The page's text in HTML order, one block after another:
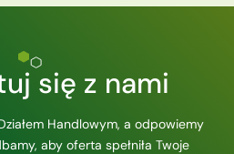
się z nami
Handlowym, a odpowiemy
aby oferta spełniła Twoje